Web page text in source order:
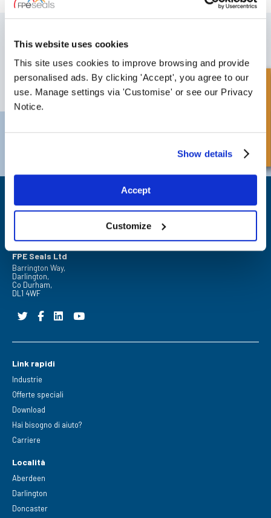
This website uses cookies
This site uses cookies to improve browsing and provide
personalised ads. By clicking 'Accept', you agree to our
use. Manage settings via 'Customise' or see our Privacy
Notice.
Show details
Accept
Customize
Non dimenticare di iscriverti alla nostra newsletter per ricevere dettagli
sulle ultime offerte speciali e nuovi prodotti.
ISCRIVITI
Darlington Doncaster
Email:
FPE Seals Ltd
Barrington Way,
Darlington,
Co Durham,
DL1 4WF
Link rapidi
Industrie
Offerte speciali
Download
Hai bisogno di aiuto?
Carriere
Località
Aberdeen
Darlington
Doncaster
Richiesta Veloce